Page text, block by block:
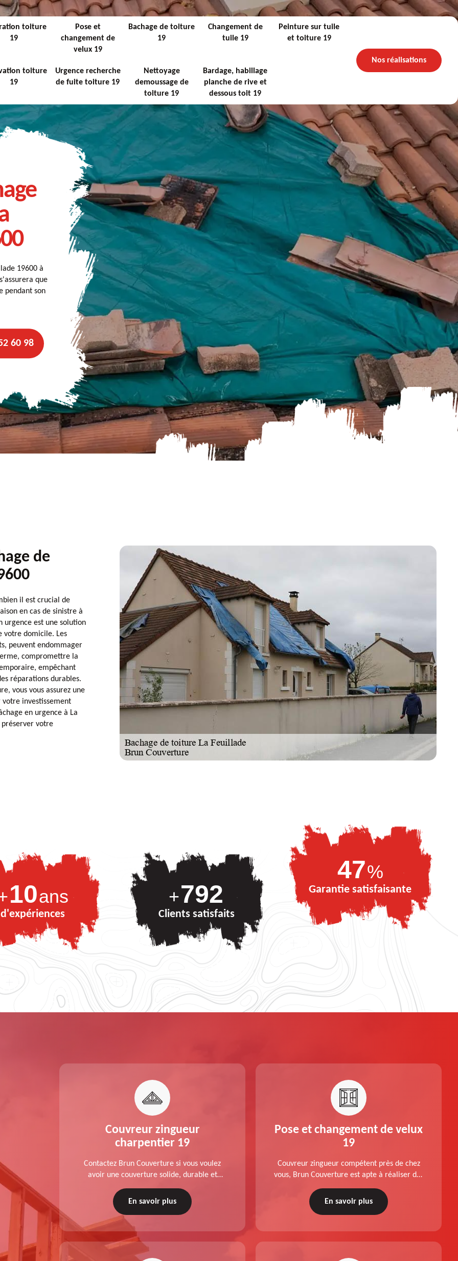
toiture
19
Pose et
changement de
velux 19
Bachage de toiture
19
Changement de
tuile 19
Peinture sur tuile
et toiture 19
toiture
19
Urgence recherche
de fuite toiture 19
Nettoyage
demoussage de
toiture 19
Bardage, habillage
planche de rive et
dessous toit 19
Nos réalisations
19600 à
que
pendant son
60 98
de
il est crucial de
en cas de sinistre à
urgence est une solution
votre domicile. Les
peuvent endommager
compromettre la
empêchant
réparations durables.
vous vous assurez une
investissement
en urgence à La
préserver votre
10ans
d'expériences
+886
Clients satisfaits
69%
Garantie satisfaisante
de
de
est
Brun
Couvreur zingueur
charpentier 19
Contactez Brun Couverture si vous voulez
avoir une couverture solide, durable et
dans le 19 Corrèze, nos services de qualité
sont accessibles au meilleur prix.
En savoir plus
Pose et changement de velux
19
Couvreur zingueur compétent près de chez
vous, Brun Couverture est apte à réaliser des
le 19 Corrèze, conformément aux normes.
En savoir plus